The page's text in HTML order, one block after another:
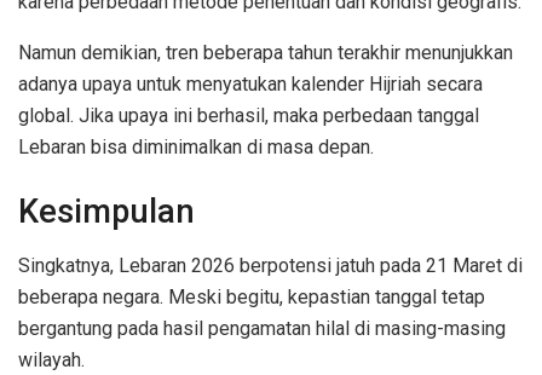
Namun demikian, tren beberapa tahun terakhir menunjukkan
adanya upaya untuk menyatukan kalender Hijriah secara
global. Jika upaya ini berhasil, maka perbedaan tanggal
Lebaran bisa diminimalkan di masa depan.
Kesimpulan
Singkatnya, Lebaran 2026 berpotensi jatuh pada 21 Maret di
beberapa negara. Meski begitu, kepastian tanggal tetap
bergantung pada hasil pengamatan hilal di masing-masing
wilayah.